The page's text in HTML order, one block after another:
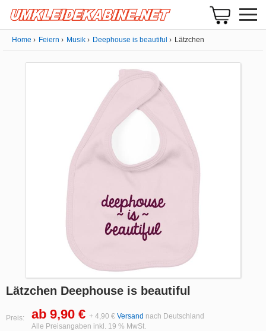
Home Feiern Musik Deephouse is beautiful Lätzchen
Lätzchen Deephouse is beautiful
Preis: ab 9,90 € + 4,90 € Versand nach Deutschland
Alle Preisangaben inkl. 19 % MwSt.